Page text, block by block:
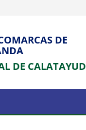
DE
DE CALATAYUD